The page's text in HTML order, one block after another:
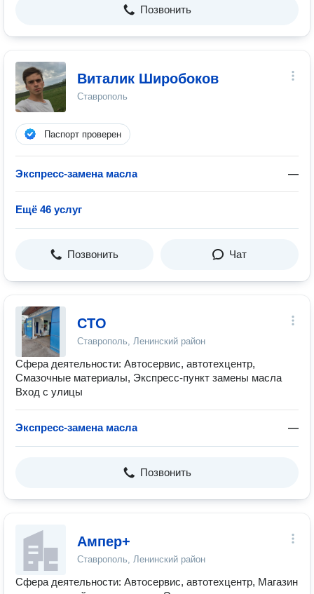
Позвонить
Виталик Широбоков
Ставрополь
Паспорт проверен
Экспресс-замена масла —
Ещё 46 услуг
Позвонить Чат
СТО
Ставрополь, Ленинский район
Сфера деятельности: Автосервис, автотехцентр,
Смазочные материалы, Экспресс-пункт замены масла
Вход с улицы
Экспресс-замена масла —
Позвонить
Ампер+
Ставрополь, Ленинский район
Сфера деятельности: Автосервис, автотехцентр, Магазин